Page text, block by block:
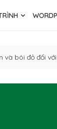
và bôi đỏ đối